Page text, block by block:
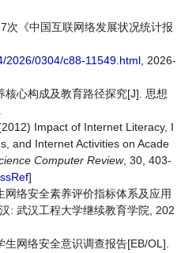
次《中国互联网络发展状况统计报
2026/0304/c88-11549.html , 2026-
核心构成及教育路径探究[J]. 思想
Impact of Internet Literacy, I
and Internet Activities on Acade
Computer Review, 30, 403-
]
络安全素养评价指标体系及应用
: 武汉工程大学继续教育学院, 202
网络安全意识调查报告[EB/OL].